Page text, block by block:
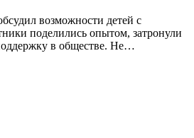
возможности детей с
поделились опытом, затронули
в обществе. Не…